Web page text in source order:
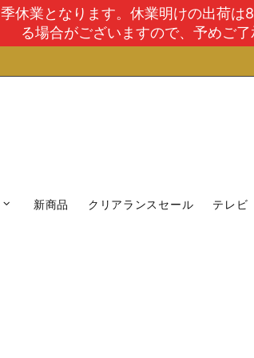
業となります。休業明けの出荷は
る場合がございますので、予めご了
新商品 クリアランスセール テレビ